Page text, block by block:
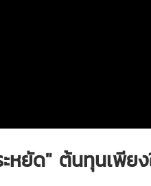
หยัด" ต้นทุนเพียง